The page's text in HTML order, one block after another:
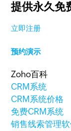
提供永久免
立即注册
预约演示
Zoho百科
CRM系统
CRM系统价格
免费CRM系统
销售线索管理